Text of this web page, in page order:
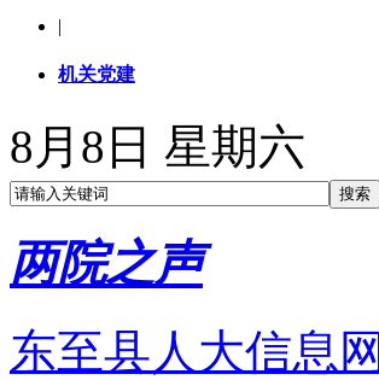
|
机关党建
8月8日 星期六
两院之声
东至县人大信息网